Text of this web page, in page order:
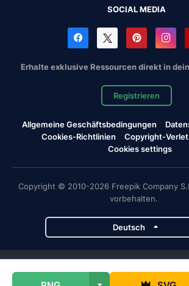
SOCIAL MEDIA
Erhalte exklusive Ressourcen direkt in
Registrieren
Allgemeine Geschäftsbedingungen
Cookies-Richtlinien
Copyright-
Cookies settings
Copyright © 2010-2026 Freepik Company
vorbehalten.
Deutsch